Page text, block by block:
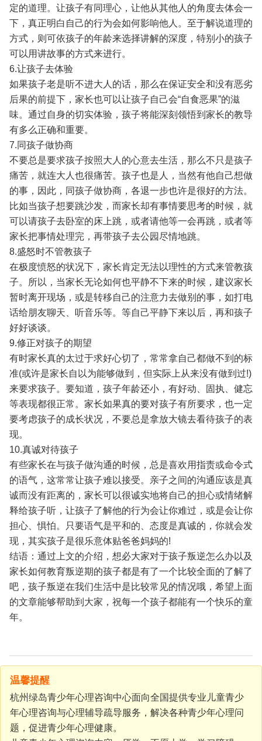
定的道理。让孩子有同理心，让他从其他人的角度去体会一
下，真正明白自己的行为会如何影响他人。至于解说道理的
方式，则可依孩子的年龄来选择讲解的深度，特别小的孩子
可以用讲故事的方式来进行。
6.让孩子去体验
如果孩子老是听不进大人的话，那么在保证安全和没有恶劣
后果的前提下，家长也可以让孩子自己会“自食恶果”的滋
味。通过自身的切实体验，孩子将能深刻领悟到家长的教导
有多么正确和重要。
7.同孩子做协商
不要总是要求孩子按照大人的心意去生活，那么不只是孩子
痛苦，就连大人也很痛苦。孩子也是人，当然有他自己想做
的事，因此，同孩子做协商，各退一步也许是很好的方法。
比如当孩子想要跳沙发，而家长却有事情要思考的时候，就
可以请孩子去卧室的床上跳，或者请他等一会再跳，或者等
家长把事情处理完，再带孩子去公园尽情地跳。
8.盛怒时不管教孩子
在极度愤怒的状况下，家长肯定无法以理性的方式来管教孩
子。所以，当家长无论如何也平静不下来的时候，建议家长
暂时离开现场，或是转移自己的注意力去做别的事，如打电
话给朋友聊天、听音乐等。等自己平静下来以后，再和孩子
好好谈谈。
9.修正对孩子的期望
有时家长真的太过于求好心切了，常常拿自己都做不到的标
准(或许是家长自以为能够做到，但实际上从来没有做到过!)
来要求孩子。要知道，孩子年龄还小，有好动、固执、健忘
等表现都很正常。家长如果真的要对孩子有所要求，也一定
要考虑孩子的成长状况，不要总是拿放大镜去看待孩子的表
现。
10.真诚对待孩子
有些家长在与孩子做沟通的时候，总是喜欢用指责或命令式
的语气，这常常让孩子难以接受。亲子之间的沟通应该是真
诚而没有距离的，家长可以很诚实地将自己的担心或情绪解
释给孩子听，让孩子了解他的行为会让你难过，或是会让你
担心、惧怕。只要语气是平和的、态度是真诚的，你就会发
现，其实孩子是很乐意体贴爸爸妈妈的!
结语：通过上文的介绍，想必大家对于孩子叛逆怎么办以及
家长如何教育叛逆期的孩子都是有了一个比较全面的了解了
吧，孩子叛逆在我们生活中是比较常见的情况哦，希望上面
的文章能够帮助到大家，祝每一个孩子都能有一个快乐的童
年。
温馨提醒
杭州绿岛青少年心理咨询中心面向全国提供专业儿童青少
年心理咨询与心理辅导疏导服务，解决各种青少年心理问
题，促进青少年心理健康。